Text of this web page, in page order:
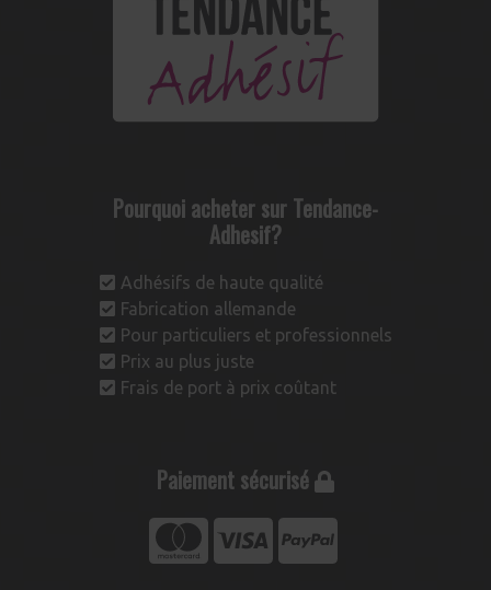
Pourquoi acheter sur Tendance-
Adhesif?
Adhésifs de haute qualité
Fabrication allemande
Pour particuliers et professionnels
Prix au plus juste
Frais de port à prix coûtant
Paiement sécurisé